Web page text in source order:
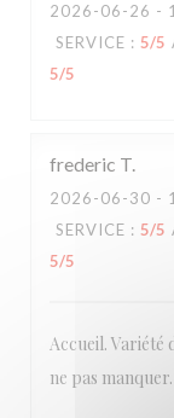
2026-06-26 -
SERVICE : 5/5
5/5
frederic T
2026-06-30 -
SERVICE : 5/5
5/5
Accueil.
ne pas manquer.